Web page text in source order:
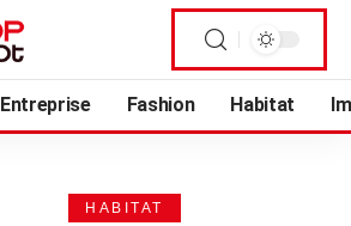
Entreprise Fashion Habitat
HABITAT